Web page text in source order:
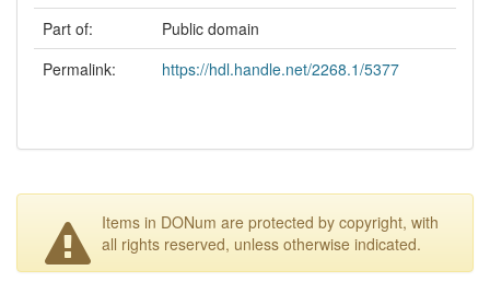
Part of:
Public domain
Permalink:
https://hdl.handle.net/2268.1/5377
Items in DONum are protected by copyright, with
all rights reserved, unless otherwise indicated.